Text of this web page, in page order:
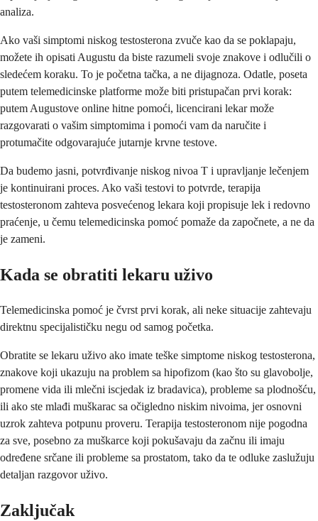
analiza.
Ako vaši simptomi niskog testosterona zvuče kao da se poklapaju,
možete ih opisati Augustu da biste razumeli svoje znakove i odlučili o
sledećem koraku. To je početna tačka, a ne dijagnoza. Odatle, poseta
putem telemedicinske platforme može biti pristupačan prvi korak:
putem Augustove online hitne pomoći, licencirani lekar može
razgovarati o vašim simptomima i pomoći vam da naručite i
protumačite odgovarajuće jutarnje krvne testove.
Da budemo jasni, potvrđivanje niskog nivoa T i upravljanje lečenjem
je kontinuirani proces. Ako vaši testovi to potvrde, terapija
testosteronom zahteva posvećenog lekara koji propisuje lek i redovno
praćenje, u čemu telemedicinska pomoć pomaže da započnete, a ne da
je zameni.
Kada se obratiti lekaru uživo
Telemedicinska pomoć je čvrst prvi korak, ali neke situacije zahtevaju
direktnu specijalističku negu od samog početka.
Obratite se lekaru uživo ako imate teške simptome niskog testosterona,
znakove koji ukazuju na problem sa hipofizom (kao što su glavobolje,
promene vida ili mlečni iscjedak iz bradavica), probleme sa plodnošću,
ili ako ste mlađi muškarac sa očigledno niskim nivoima, jer osnovni
uzrok zahteva potpunu proveru. Terapija testosteronom nije pogodna
za sve, posebno za muškarce koji pokušavaju da začnu ili imaju
određene srčane ili probleme sa prostatom, tako da te odluke zaslužuju
detaljan razgovor uživo.
Zaključak